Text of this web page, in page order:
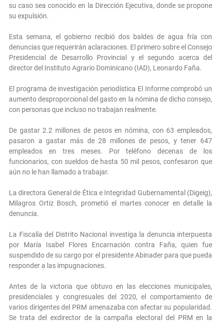
su caso sea conocido en la Dirección Ejecutiva, donde se propone
su expulsión.
Esta semana, el gobierno recibió dos baldes de agua fría con
denuncias que requerirán aclaraciones. El primero sobre el Consejo
Presidencial de Desarrollo Provincial y el segundo acerca del
director del Instituto Agrario Dominicano (IAD), Leonardo Faña.
El programa de investigación periodística El Informe comprobó un
aumento desproporcional del gasto en la nómina de dicho consejo,
con personas que incluso no trabajan realmente.
De gastar 2.2 millones de pesos en nómina, con 63 empleados,
pasaron a gastar más de 28 millones de pesos, y tener 647
empleados en tres meses. Por teléfono decenas de los
funcionarios, con sueldos de hasta 50 mil pesos, confesaron que
aún no le han llamado a trabajar.
La directora General de Ética e Integridad Gubernamental (Digeig),
Milagros Ortiz Bosch, prometió el martes conocer en detalle la
denuncia.
La Fiscalía del Distrito Nacional investiga la denuncia interpuesta
por María Isabel Flores Encarnación contra Faña, quien fue
suspendido de su cargo por el presidente Abinader para que pueda
responder a las impugnaciones.
Antes de la victoria que obtuvo en las elecciones municipales,
presidenciales y congresuales del 2020, el comportamiento de
varios dirigentes del PRM amenazaba con afectar su popularidad.
Se trata del exdirector de la campaña electoral del PRM en la